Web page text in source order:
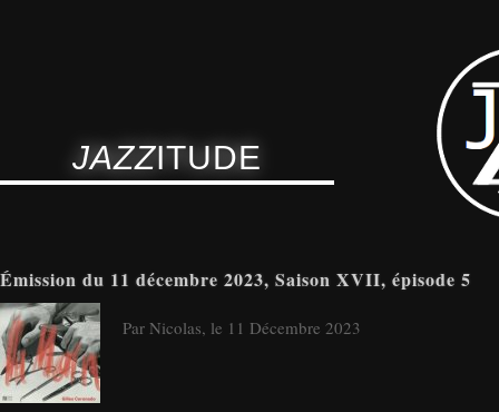
JAZZITUDE
Émission du 11 décembre 2023, Saison XVII, épisode 5
Par Nicolas, le 11 Décembre 2023